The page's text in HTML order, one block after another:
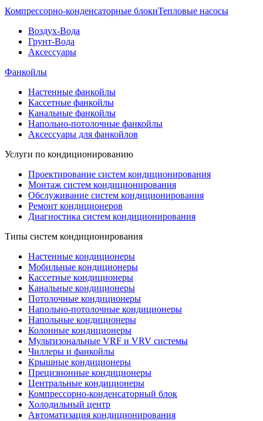
Компрессорно-конденсаторные блокиТепловые насосы
Воздух-Вода
Грунт-Вода
Аксессуары
Фанкойлы
Настенные фанкойлы
Кассетные фанкойлы
Канальные фанкойлы
Напольно-потолочные фанкойлы
Аксессуары для фанкойлов
Услуги по кондиционированию
Проектирование систем кондиционирования
Монтаж систем кондиционирования
Обслуживание систем кондиционирования
Ремонт кондиционеров
Диагностика систем кондиционирования
Типы систем кондиционирования
Настенные кондиционеры
Мобильные кондиционеры
Кассетные кондиционеры
Канальные кондиционеры
Потолочные кондиционеры
Напольно-потолочные кондиционеры
Напольные кондиционеры
Колонные кондиционеры
Мультизональные VRF и VRV системы
Чиллеры и фанкойлы
Крышные кондиционеры
Прецизионные кондиционеры
Центральные кондиционеры
Компрессорно-конденсаторный блок
Холодильный центр
Автоматизация кондиционирования